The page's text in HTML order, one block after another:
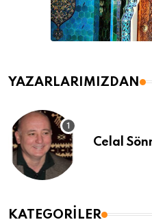
YAZARLARIMIZDAN
Celal
KATEGORILER